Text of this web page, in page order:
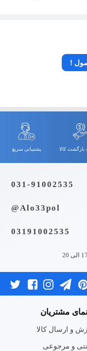
!
کالا پشتیبانی سریع
031-91002535
Alo33pol@
03191002535
مشتریان
و ارسال کالا
و مرجوعی